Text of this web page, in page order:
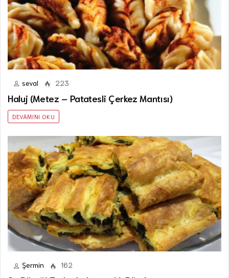
seval 223
Haluj (Metez – Patatesli Çerkez Mantısı)
DEVAMINI OKU
Şermin 162